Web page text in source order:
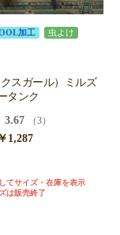
加工
虫よけ
スガール）ミルズ
タンク
3.67
（3）
￥1,287
てサイズ・在庫を表示
は販売終了